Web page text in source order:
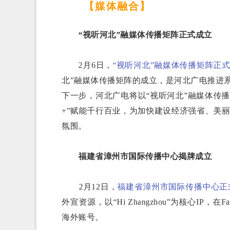
【媒体融合】
“视听河北”融媒体传播矩阵正式成立
2月6日， “视听河北”融媒体传播矩阵正
北”融媒体传播矩阵的成立，是河北广电推进
下一步，河北广电将以“视听河北”融媒体传
+”赋能千行百业，为加快建设经济强省、美
氛围。
福建省漳州市国际传播中心揭牌成立
2月12日，福建省漳州市国际传播中心
外宣资源，以“Hi Zhangzhou”为核心IP，在
海外账号。